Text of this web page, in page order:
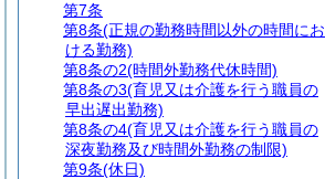
第7条
第8条(正規の勤務時間以外の時間にお
ける勤務)
第8条の2(時間外勤務代休時間)
第8条の3(育児又は介護を行う職員の
早出遅出勤務)
第8条の4(育児又は介護を行う職員の
深夜勤務及び時間外勤務の制限)
第9条(休日)